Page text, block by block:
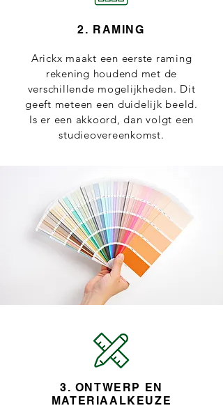
2. RAMING
Arickx maakt een eerste raming
rekening houdend met de
verschillende mogelijkheden. Dit
geeft meteen een duidelijk beeld.
Is er een akkoord, dan volgt een
studieovereenkomst.
3. ONTWERP EN
MATERIAALKEUZE